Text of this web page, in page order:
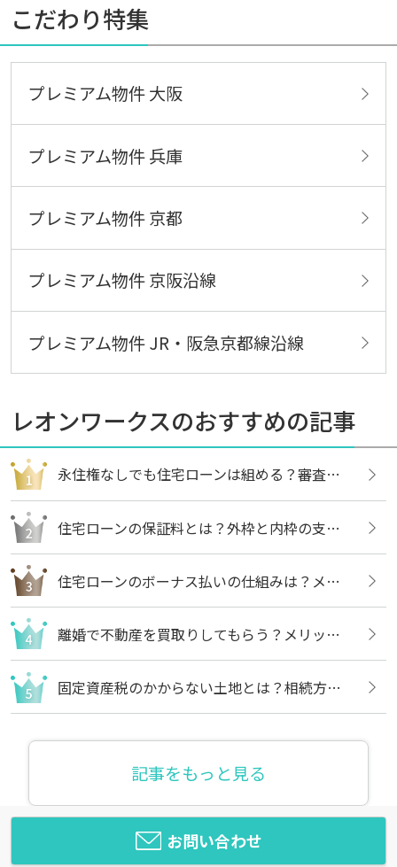
こだわり特集
プレミアム物件 大阪
プレミアム物件 兵庫
プレミアム物件 京都
プレミアム物件 京阪沿線
プレミアム物件 JR・阪急京都線沿線
レオンワークスのおすすめの記事
永住権なしでも住宅ローンは組める？審査内容や借りる方法についても解説
住宅ローンの保証料とは？外枠と内枠の支払い方法や違いについても解説
住宅ローンのボーナス払いの仕組みは？メリットや注意点についても解説
離婚で不動産を買取りしてもらう？メリットや売却の流れについても解説
固定資産税のかからない土地とは？相続方法や不要な場合の処分方法も解説
記事をもっと見る
お問い合わせ